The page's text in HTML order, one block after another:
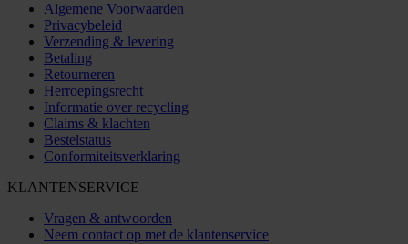
Algemene Voorwaarden
Privacybeleid
Verzending & levering
Betaling
Retourneren
Herroepingsrecht
Informatie over recycling
Claims & klachten
Bestelstatus
Conformiteitsverklaring
KLANTENSERVICE
Vragen & antwoorden
Neem contact op met de klantenservice